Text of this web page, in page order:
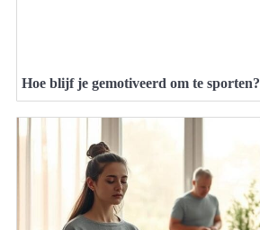
Hoe blijf je gemotiveerd om te sporten?